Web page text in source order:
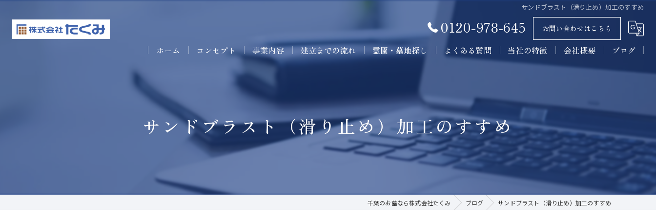
サンドブラスト（滑り止め）加工のすすめ
0120-978-645 お問い合わせはこちら
ホーム コンセプト 事業内容 建立までの流れ 霊園・墓地探し よくある質問 当社の特徴
石材
墓所
施工
会社概要 ブログ
サンドブラスト（滑り止め）加工のすすめ
千葉のお墓なら株式会社たくみ ブログ サンドブラスト（滑り止め）加工のすすめ